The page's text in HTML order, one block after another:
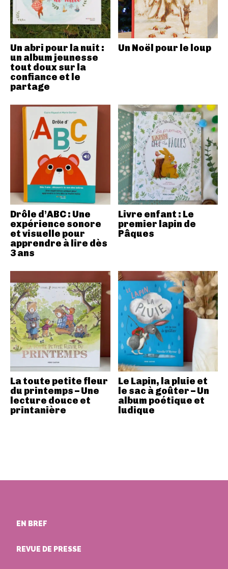
Un abri pour la nuit :
un album jeunesse
tout doux sur la
confiance et le
partage
Un Noël pour le loup
Drôle d’ABC : Une
expérience sonore
et visuelle pour
apprendre à lire dès
3 ans
Livre enfant : Le
premier lapin de
Pâques
La toute petite fleur
du printemps – Une
lecture douce et
printanière
Le Lapin, la pluie et
le sac à goûter – Un
album poétique et
ludique
EN BREF
REVUE DE PRESSE